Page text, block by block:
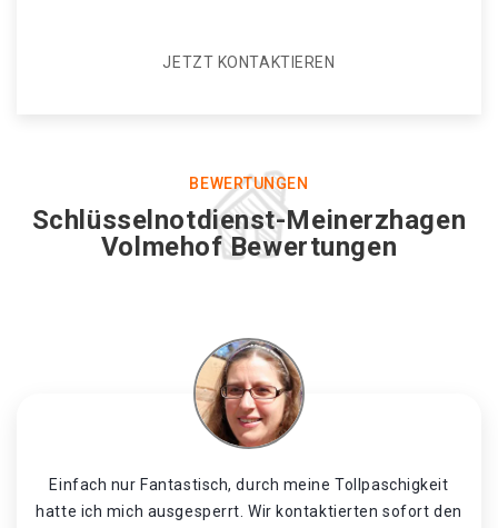
JETZT KONTAKTIEREN
BEWERTUNGEN
Schlüsselnotdienst-Meinerzhagen
Volmehof Bewertungen
Einfach nur Fantastisch, durch meine Tollpaschigkeit
hatte ich mich ausgesperrt. Wir kontaktierten sofort den